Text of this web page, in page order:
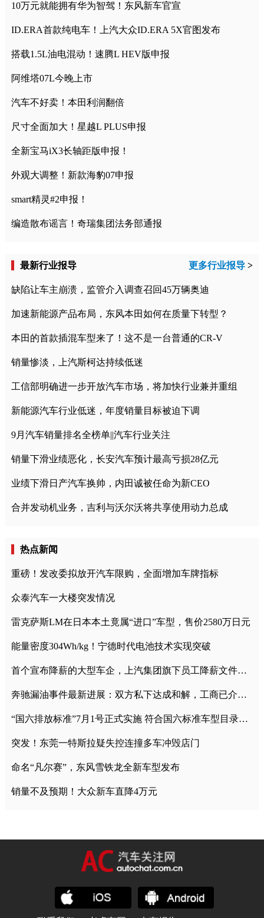
10万元就能拥有华为智驾！东风新车官宣
ID.ERA首款纯电车！上汽大众ID.ERA 5X官图发布
搭载1.5L油电混动！速腾L HEV版申报
阿维塔07L今晚上市
汽车不好卖！本田利润翻倍
尺寸全面加大！星越L PLUS申报
全新宝马iX3长轴距版申报！
外观大调整！新款海豹07申报
smart精灵#2申报！
编造散布谣言！奇瑞集团法务部通报
最新行业报导 更多行业报导 >
缺陷让车主崩溃，监管介入调查召回45万辆奥迪
加速新能源产品布局，东风本田如何在质量下转型？
本田的首款插混车型来了！这不是一台普通的CR-V
销量惨淡，上汽斯柯达持续低迷
工信部明确进一步开放汽车市场，将加快行业兼并重组
新能源汽车行业低迷，年度销量目标被迫下调
9月汽车销量排名全榜单||汽车行业关注
销量下滑业绩恶化，长安汽车预计最高亏损28亿元
业绩下滑日产汽车换帅，内田诚被任命为新CEO
合并发动机业务，吉利与沃尔沃将共享使用动力总成
热点新闻
重磅！发改委拟放开汽车限购，全面增加车牌指标
众泰汽车一大楼突发情况
雷克萨斯LM在日本本土竟属“进口”车型，售价2580万日元
能量密度304Wh/kg！宁德时代电池技术实现突破
首个宣布降薪的大型车企，上汽集团旗下员工降薪文件曝光
奔驰漏油事件最新进展：双方私下达成和解，工商已介入调查
“国六排放标准”7月1号正式实施 符合国六标准车型目录一览
突发！东莞一特斯拉疑失控连撞多车冲毁店门
命名“凡尔赛”，东风雪铁龙全新车型发布
销量不及预期！大众新车直降4万元